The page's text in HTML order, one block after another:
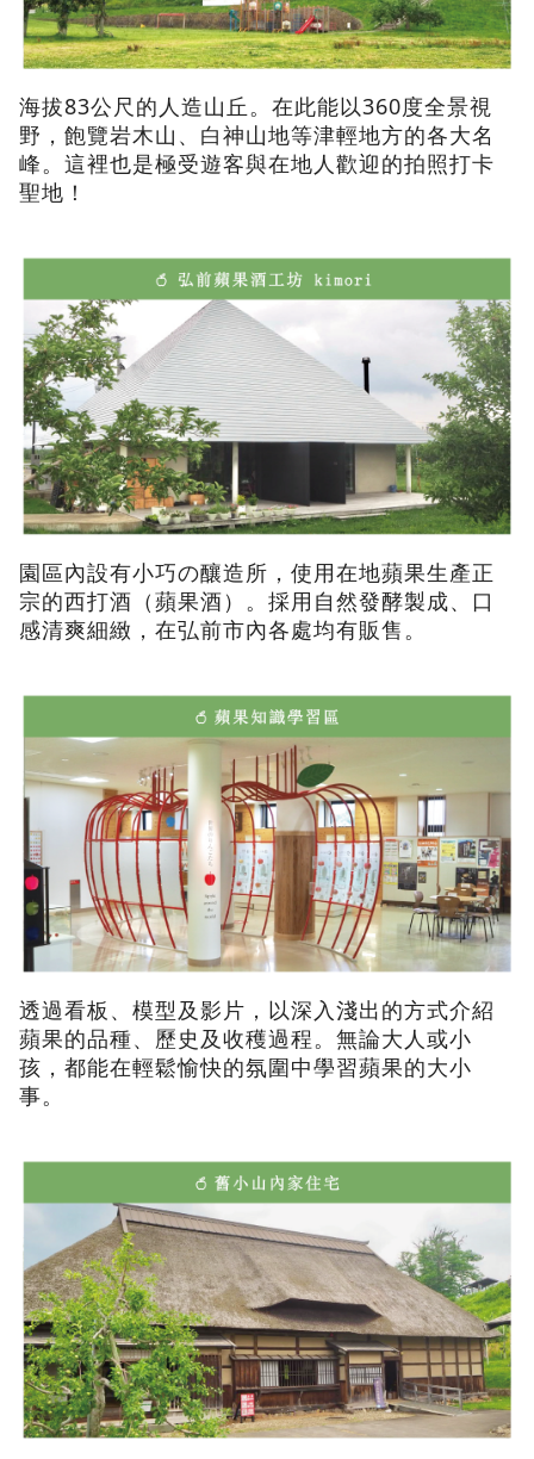
海拔83公尺的人造山丘。在此能以360度全景視
野，飽覽岩木山、白神山地等津輕地方的各大名
峰。這裡也是極受遊客與在地人歡迎的拍照打卡
聖地！
園區內設有小巧の釀造所，使用在地蘋果生產正
宗的西打酒（蘋果酒）。採用自然發酵製成、口
感清爽細緻，在弘前市內各處均有販售。
透過看板、模型及影片，以深入淺出的方式介紹
蘋果的品種、歷史及收穫過程。無論大人或小
孩，都能在輕鬆愉快的氛圍中學習蘋果的大小
事。